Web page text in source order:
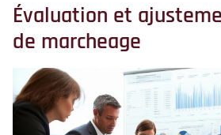
Évaluation et
de marcheage